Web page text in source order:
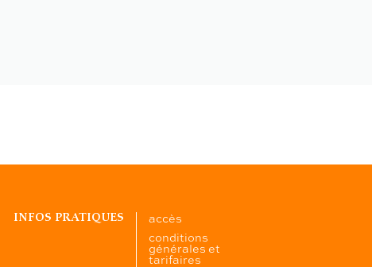
INFOS PRATIQUES
accès
conditions
générales et
tarifaires